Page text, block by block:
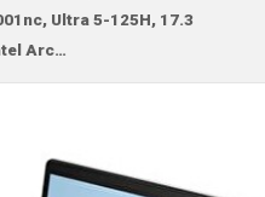
Ultra 5-125H, 17.3
Arc…